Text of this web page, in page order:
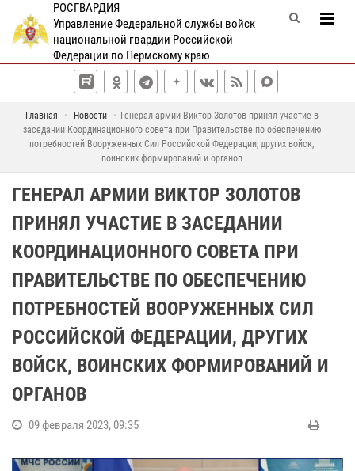
РОСГВАРДИЯ
Управление Федеральной службы войск
национальной гвардии Российской
Федерации по Пермскому краю
Главная Новости
Генерал армии Виктор Золотов принял участие в
заседании Координационного совета при Правительстве по обеспечению
потребностей Вооруженных Сил Российской Федерации, других войск,
воинских формирований и органов
ГЕНЕРАЛ АРМИИ ВИКТОР ЗОЛОТОВ
ПРИНЯЛ УЧАСТИЕ В ЗАСЕДАНИИ
КООРДИНАЦИОННОГО СОВЕТА ПРИ
ПРАВИТЕЛЬСТВЕ ПО ОБЕСПЕЧЕНИЮ
ПОТРЕБНОСТЕЙ ВООРУЖЕННЫХ СИЛ
РОССИЙСКОЙ ФЕДЕРАЦИИ, ДРУГИХ
ВОЙСК, ВОИНСКИХ ФОРМИРОВАНИЙ И
ОРГАНОВ
09 февраля 2023, 09:35